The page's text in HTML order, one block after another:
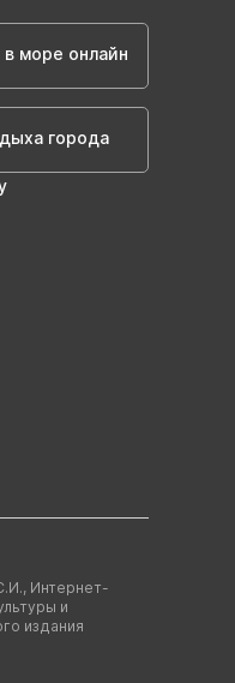
море онлайн
города
Интернет-
и
издания